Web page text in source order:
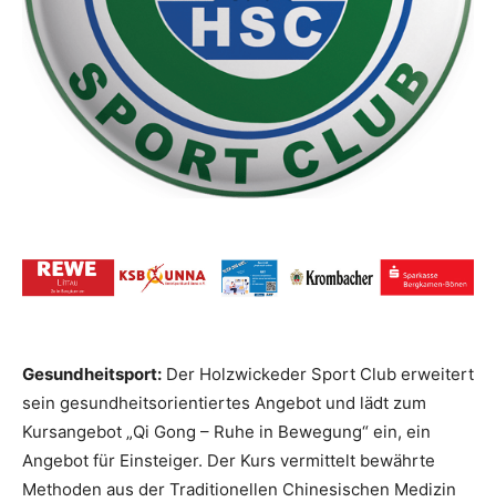
Gesundheitsport: Der Holzwickeder Sport Club erweitert
sein gesundheitsorientiertes Angebot und lädt zum
Kursangebot „Qi Gong – Ruhe in Bewegung“ ein, ein
Angebot für Einsteiger. Der Kurs vermittelt bewährte
Methoden aus der Traditionellen Chinesischen Medizin